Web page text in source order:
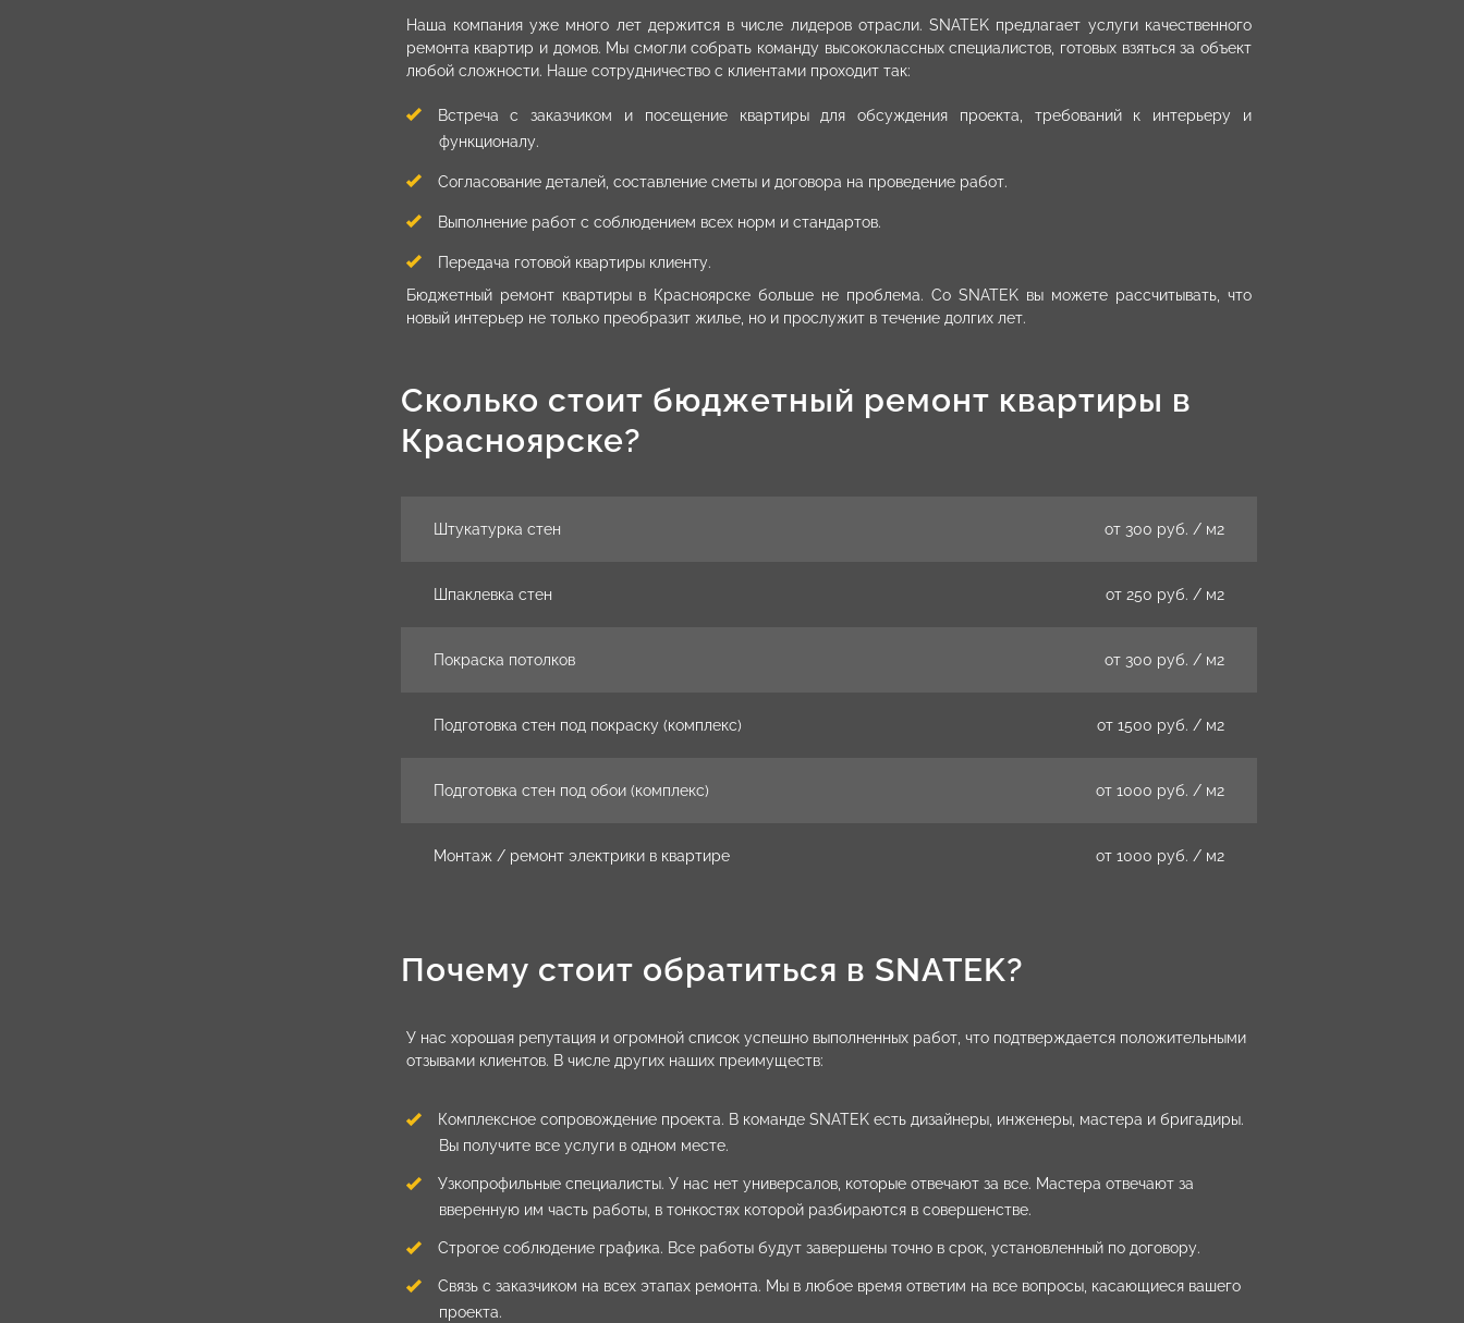
Наша компания уже много лет держится в числе лидеров отрасли. SNATEK предлагает услуги качественного
ремонта квартир и домов. Мы смогли собрать команду высококлассных специалистов, готовых взяться за объект
любой сложности. Наше сотрудничество с клиентами проходит так:
Встреча с заказчиком и посещение квартиры для обсуждения проекта, требований к интерьеру и
функционалу.
Согласование деталей, составление сметы и договора на проведение работ.
Выполнение работ с соблюдением всех норм и стандартов.
Передача готовой квартиры клиенту.
Бюджетный ремонт квартиры в Красноярске больше не проблема. Со SNATEK вы можете рассчитывать, что
новый интерьер не только преобразит жилье, но и прослужит в течение долгих лет.
Сколько стоит бюджетный ремонт квартиры в
Красноярске?
Штукатурка стен от 300 руб. / м2
Шпаклевка стен от 250 руб. / м2
Покраска потолков от 300 руб. / м2
Подготовка стен под покраску (комплекс) от 1500 руб. / м2
Подготовка стен под обои (комплекс) от 1000 руб. / м2
Монтаж / ремонт электрики в квартире от 1000 руб. / м2
Почему стоит обратиться в SNATEK?
У нас хорошая репутация и огромной список успешно выполненных работ, что подтверждается положительными
отзывами клиентов. В числе других наших преимуществ:
Комплексное сопровождение проекта. В команде SNATEK есть дизайнеры, инженеры, мастера и бригадиры.
Вы получите все услуги в одном месте.
Узкопрофильные специалисты. У нас нет универсалов, которые отвечают за все. Мастера отвечают за
вверенную им часть работы, в тонкостях которой разбираются в совершенстве.
Строгое соблюдение графика. Все работы будут завершены точно в срок, установленный по договору.
Связь с заказчиком на всех этапах ремонта. Мы в любое время ответим на все вопросы, касающиеся вашего
проекта.